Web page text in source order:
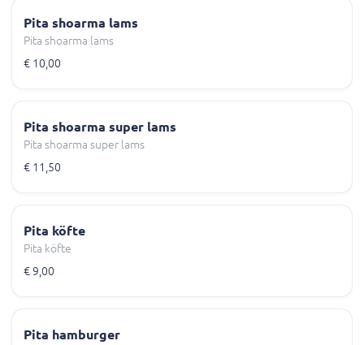
Pita shoarma lams
Pita shoarma lams
€ 10,00
Pita shoarma super lams
Pita shoarma super lams
€ 11,50
Pita köfte
Pita köfte
€ 9,00
Pita hamburger